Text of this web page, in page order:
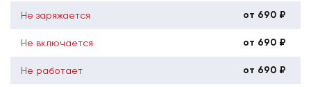
Не заряжается от 690 ₽
Не включается от 690 ₽
Не работает от 690 ₽